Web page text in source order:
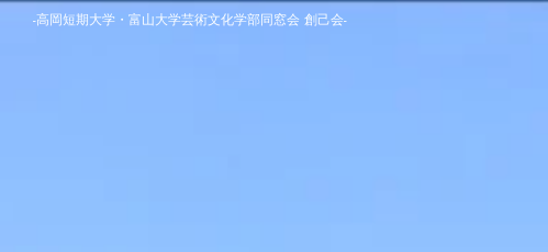
-高岡短期大学・富山大学芸術文化学部同窓会 創己会-